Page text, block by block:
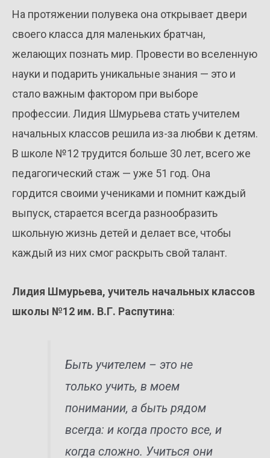
На протяжении полувека она открывает двери
своего класса для маленьких братчан,
желающих познать мир. Провести во вселенную
науки и подарить уникальные знания — это и
стало важным фактором при выборе
профессии. Лидия Шмурьева стать учителем
начальных классов решила из-за любви к детям.
В школе №12 трудится больше 30 лет, всего же
педагогический стаж — уже 51 год. Она
гордится своими учениками и помнит каждый
выпуск, старается всегда разнообразить
школьную жизнь детей и делает все, чтобы
каждый из них смог раскрыть свой талант.
Лидия Шмурьева, учитель начальных классов
школы №12 им. В.Г. Распутина:
Быть учителем – это не
только учить, в моем
понимании, а быть рядом
всегда: и когда просто все, и
когда сложно. Учиться они